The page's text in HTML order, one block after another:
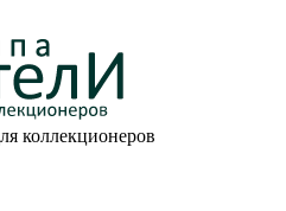
коллекционеров